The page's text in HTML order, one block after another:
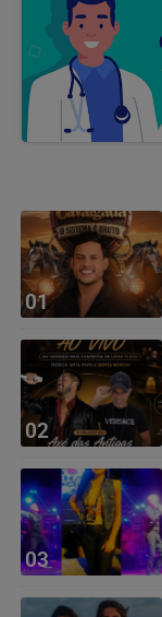
01
02
03